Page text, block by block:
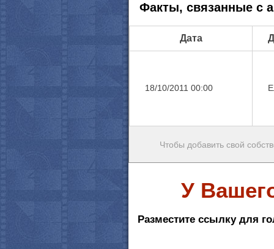
Факты, связанные с
Дата
18/10/2011 00:00
Чтобы добавить свой
У
Разместите ссылку для